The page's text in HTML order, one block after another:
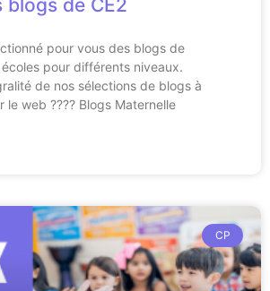
blogs de CE2
pour vous des blogs de
pour différents niveaux.
de nos sélections de blogs à
le web ???? Blogs Maternelle
CP